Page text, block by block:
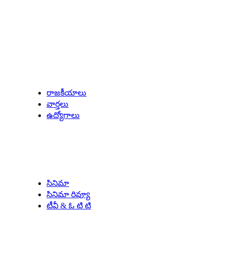
రాజకీయాలు
వార్తలు
ఉద్యోగాలు
సినిమా
సినిమా రివ్యూ
టీవీ & ఓ టి టి